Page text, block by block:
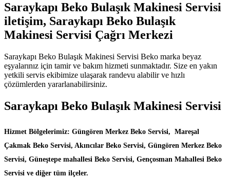
Saraykapı Beko Bulaşık Makinesi Servisi
iletişim, Saraykapı Beko Bulaşık
Makinesi Servisi Çağrı Merkezi
Saraykapı Beko Bulaşık Makinesi Servisi Beko marka beyaz
eşyalarınız için tamir ve bakım hizmeti sunmaktadır. Size en yakın
yetkili servis ekibimize ulaşarak randevu alabilir ve hızlı
çözümlerden yararlanabilirsiniz.
Saraykapı Beko Bulaşık Makinesi Servisi
Hizmet Bölgelerimiz: Güngören Merkez Beko Servisi, Mareşal
Çakmak Beko Servisi, Akıncılar Beko Servisi, Güngören Merkez Beko
Servisi, Güneştepe mahallesi Beko Servisi, Gençosman Mahallesi Beko
Servisi ve diğer tüm ilçeler.